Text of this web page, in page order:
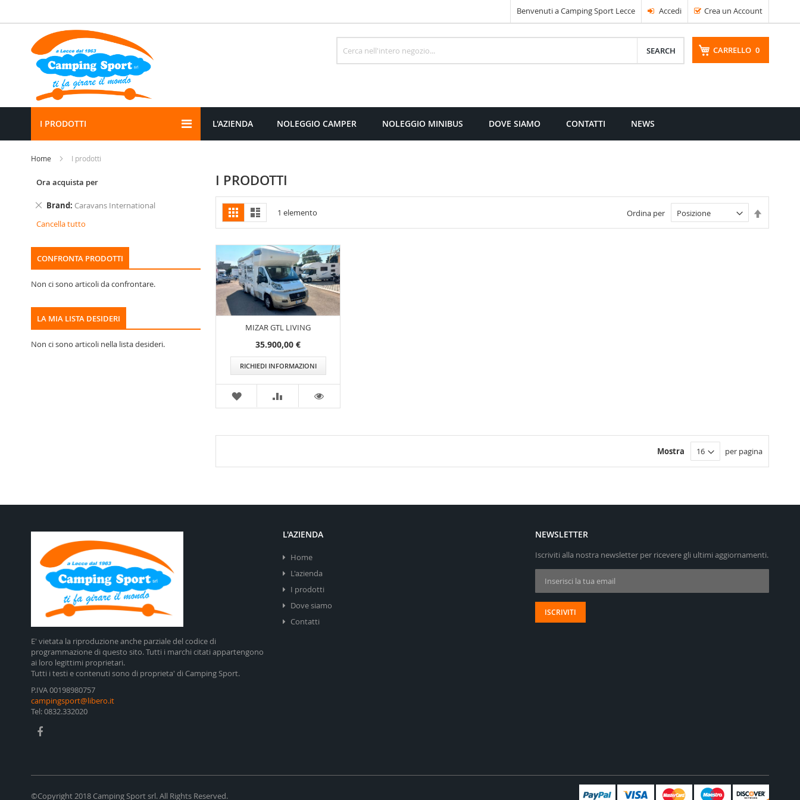
contenuto
Benvenuti a Camping Sport Lecce Accedi Crea un Account
CARRELLO 0
Cerca
L'AZIENDA NOLEGGIO CAMPER NOLEGGIO MINIBUS DOVE SIAMO CONTATTI NEWS
I PRODOTTI
Home I prodotti
I PRODOTTI
Mostra
come
GrigliaLista 1 elemento Ordina per
MIZAR GTL LIVING
35.900,00 €
RICHIEDI INFORMAZIONI
WISH
LIST
CONFRONTA
VEDI
Mostra per pagina
Ora acquista per
Brand Caravans International
Rimuovi
articolo
Cancella tutto
CONFRONTA PRODOTTI
Non ci sono articoli da confrontare.
LA MIA LISTA DESIDERI
Non ci sono articoli nella lista desideri.
E' vietata la riproduzione anche parziale del codice di
programmazione di questo sito. Tutti i marchi citati appartengono
ai loro legittimi proprietari.
Tutti i testi e contenuti sono di proprieta' di Camping Sport.
P.IVA 00198980757
campingsport@libero.it
Tel: 0832.332020
L'AZIENDA
Home
L'azienda
I prodotti
Dove siamo
Contatti
NEWSLETTER
Iscriviti alla nostra newsletter per ricevere gli ultimi aggiornamenti.
Iscriviti alla nostra Newsletter:
ISCRIVITI
©Copyright 2018 Camping Sport srl. All Rights Reserved.